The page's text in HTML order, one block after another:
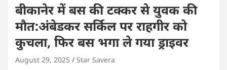
बीकानेर में बस की टक्कर से युवक की
मौत:अंबेडकर सर्किल पर राहगीर को
कुचला, फिर बस भगा ले गया ड्राइवर
August 29, 2025 Star Savera